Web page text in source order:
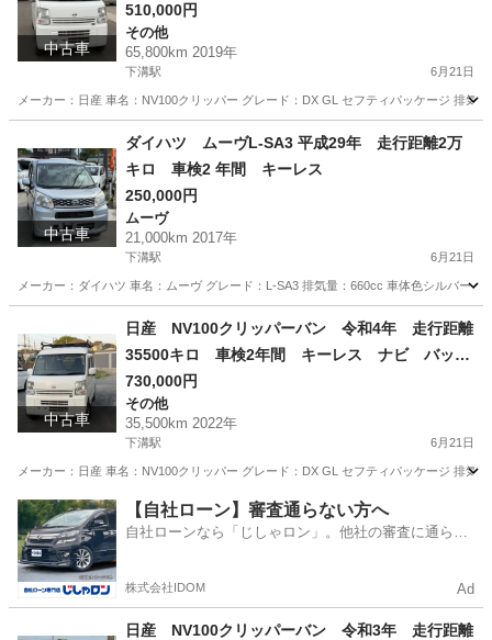
中古車
ライブレコーダー セフティサポート
510,000円
その他
65,800km 2019年
下溝駅 6月21日
メーカー：日産 車名：NV100クリッパー グレード：DX GL セフティパッケージ 排
相模原市 その他
中古車
ダイハツ ムーヴL-SA3 平成29年 走行距離2万
キロ 車検2 年間 キーレス
250,000円
ムーヴ
21,000km 2017年
下溝駅 6月21日
メーカー：ダイハツ 車名：ムーヴ グレード：L-SA3 排気量：660cc 車体色シルバー
相模原市 ムーヴ 走行距離
中古車
日産 NV100クリッパーバン 令和4年 走行距離
35500キロ 車検2年間 キーレス ナビ バック
カメラ レーンアシスト
730,000円
その他
35,500km 2022年
下溝駅 6月21日
メーカー：日産 車名：NV100クリッパー グレード：DX GL セフティパッケージ 排
神奈川 相模原市 下溝駅 その他 走行距離
【自社ローン】審査通らない方へ
自社ローンなら「じしゃロン」。他社の審査に通らな
株式会社IDOM Ad
日産 NV100クリッパーバン 令和3年 走行距離